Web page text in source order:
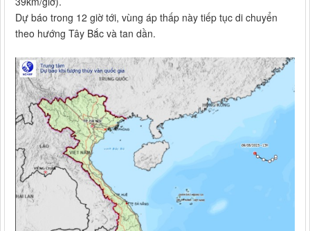
Dự báo trong 12 giờ tới, vùng áp thấp này tiếp tục di chuyển
theo hướng Tây Bắc và tan dần.